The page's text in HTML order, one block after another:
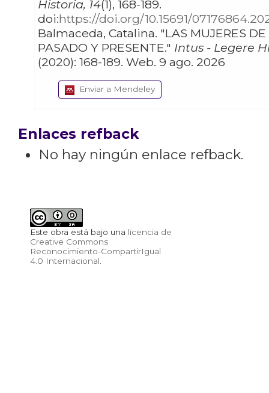
Historia, 14(1), 168-189.
doi:https://doi.org/10.15691/
Balmaceda, Catalina. "LAS MUJERES DE LIVIO: EXEMPLA,
PASADO Y PRESENTE." Intus - Legere
(2020): 168-189. Web. 9 ago. 2026
Enviar a Mendeley
Enlaces refback
No hay ningún enlace refback.
Este obra está bajo una licencia de
Creative Commons
Reconocimiento-CompartirIgual
4.0 Internacional